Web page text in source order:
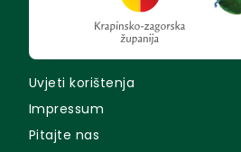
Uvjeti korištenja
Impressum
Pitajte nas